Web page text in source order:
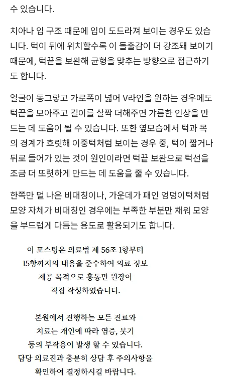
수 있습니다.
치아나 입 구조 때문에 입이 도드라져 보이는 경우도 있습
니다. 턱이 뒤에 위치할수록 이 돌출감이 더 강조돼 보이기
때문에, 턱끝을 보완해 균형을 맞추는 방향으로 접근하기
도 합니다.
얼굴이 동그랗고 가로폭이 넓어 V라인을 원하는 경우에도
턱끝을 모아주고 길이를 살짝 더해주면 갸름한 인상을 만
드는 데 도움이 될 수 있습니다. 또한 옆모습에서 턱과 목
의 경계가 흐릿해 이중턱처럼 보이는 경우 중, 턱이 짧거나
뒤로 들어가 있는 것이 원인이라면 턱끝 보완으로 턱선을
조금 더 또렷하게 만드는 데 도움을 줄 수 있습니다.
한쪽만 덜 나온 비대칭이나, 가운데가 패인 엉덩이턱처럼
모양 자체가 비대칭인 경우에는 부족한 부분만 채워 모양
을 부드럽게 다듬는 용도로 활용되기도 합니다.